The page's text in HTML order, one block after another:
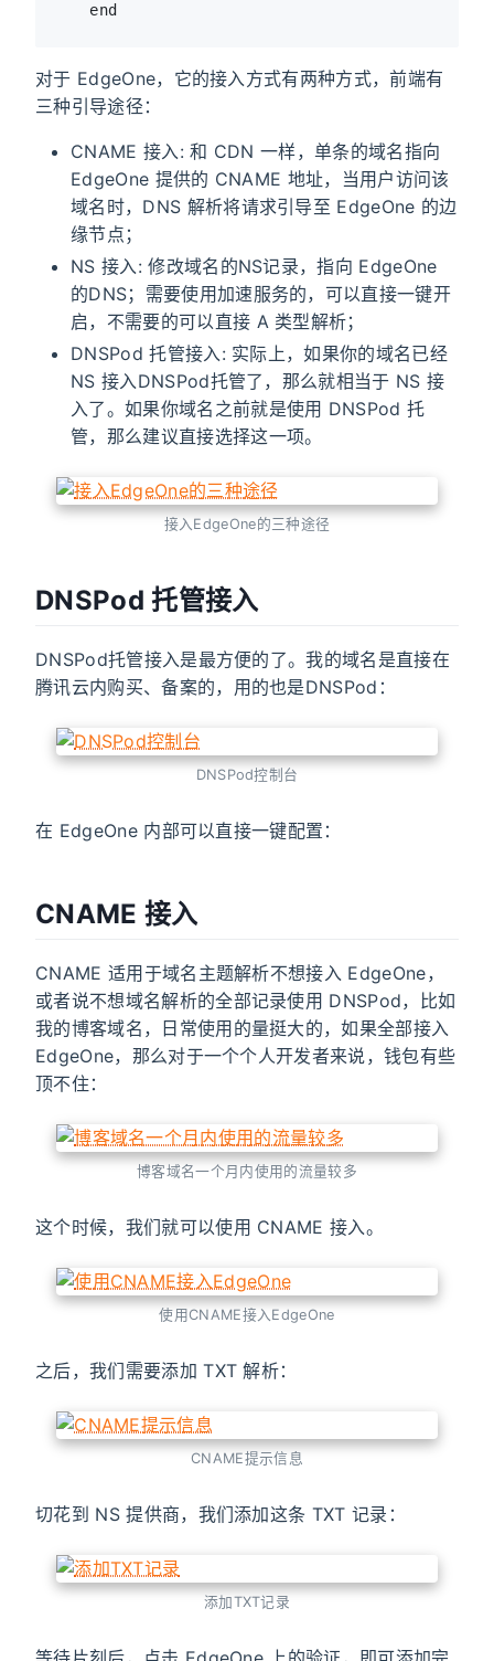
对于 EdgeOne，它的接入方式有两种方式，前端有
三种引导途径：
CNAME 接入: 和 CDN 一样，单条的域名指向
EdgeOne 提供的 CNAME 地址，当用户访问该
域名时，DNS 解析将请求引导至 EdgeOne 的边
缘节点；
NS 接入: 修改域名的NS记录，指向 EdgeOne
的DNS；需要使用加速服务的，可以直接一键开
启，不需要的可以直接 A 类型解析；
DNSPod 托管接入: 实际上，如果你的域名已经
NS 接入DNSPod托管了，那么就相当于 NS 接
入了。如果你域名之前就是使用 DNSPod 托
管，那么建议直接选择这一项。
接入EdgeOne的三种途径
DNSPod 托管接入
DNSPod托管接入是最方便的了。我的域名是直接在
腾讯云内购买、备案的，用的也是DNSPod：
DNSPod控制台
在 EdgeOne 内部可以直接一键配置：
CNAME 接入
CNAME 适用于域名主题解析不想接入 EdgeOne，
或者说不想域名解析的全部记录使用 DNSPod，比如
我的博客域名，日常使用的量挺大的，如果全部接入
EdgeOne，那么对于一个个人开发者来说，钱包有些
顶不住：
博客域名一个月内使用的流量较多
这个时候，我们就可以使用 CNAME 接入。
使用CNAME接入EdgeOne
之后，我们需要添加 TXT 解析：
CNAME提示信息
切花到 NS 提供商，我们添加这条 TXT 记录：
添加TXT记录